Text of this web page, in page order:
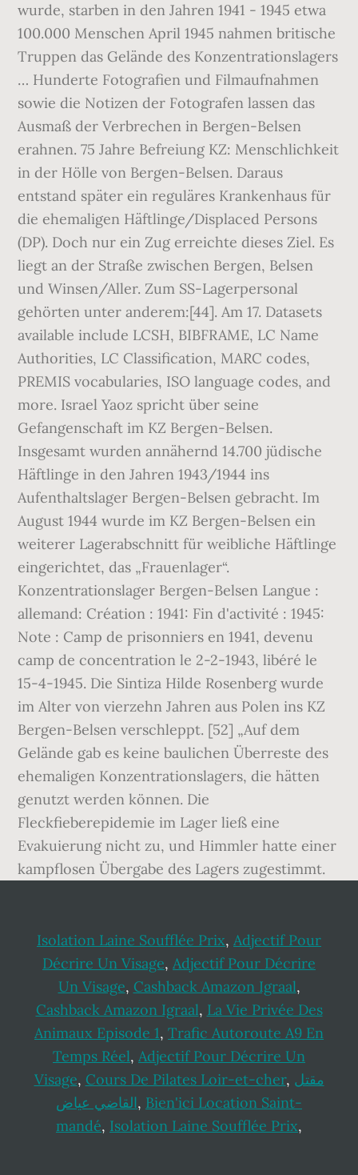
Isolation Laine Soufflée Prix, Adjectif Pour
Décrire Un Visage, Adjectif Pour Décrire
Un Visage, Cashback Amazon Igraal,
Cashback Amazon Igraal, La Vie Privée Des
Animaux Episode 1, Trafic Autoroute A9 En
Temps Réel, Adjectif Pour Décrire Un
Visage, Cours De Pilates Loir-et-cher, مقتل
القاضي عياض, Bien'ici Location Saint-
mandé, Isolation Laine Soufflée Prix,